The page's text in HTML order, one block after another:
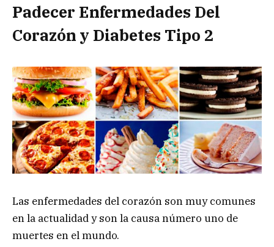
Padecer Enfermedades Del
Corazón y Diabetes Tipo 2
Las enfermedades del corazón son muy comunes
en la actualidad y son la causa número uno de
muertes en el mundo.